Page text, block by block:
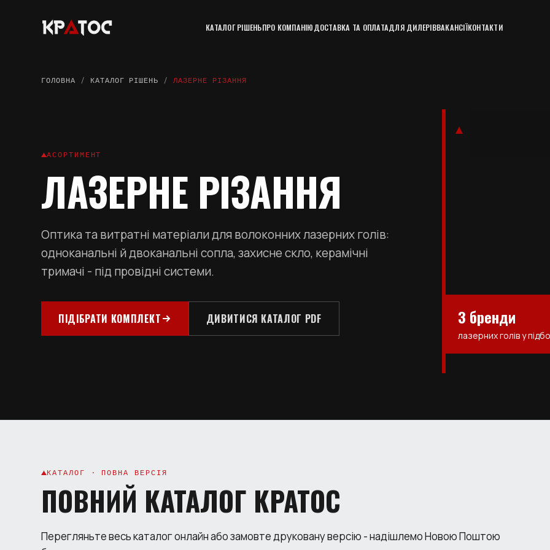
КАТАЛОГ РІШЕНЬПРО КОМПАНІЮДОСТАВКА ТА ОПЛАТАДЛЯ ДИЛЕРІВВАКАНСІЇКОНТАКТИ
ГОЛОВНА / КАТАЛОГ РІШЕНЬ /ЛАЗЕРНЕ РІЗАННЯ
АСОРТИМЕНТ
ЛАЗЕРНЕ РІЗАННЯ
Оптика та витратні матеріали для волоконних лазерних голів:
одноканальні й двоканальні сопла, захисне скло, керамічні
тримачі - під провідні системи.
ПІДІБРАТИ КОМПЛЕКТ ДИВИТИСЯ КАТАЛОГ PDF 3 бренди
лазерних голів у
КАТАЛОГ · ПОВНА ВЕРСІЯ
ПОВНИЙ КАТАЛОГ КРАТОС
Перегляньте весь каталог онлайн або замовте друковану версію - надішлемо Новою Поштою